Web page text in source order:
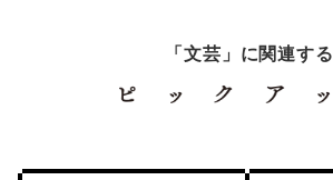
「文芸」に関連する